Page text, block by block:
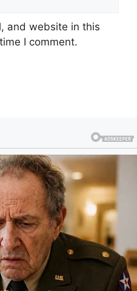
and website in this
I comment.